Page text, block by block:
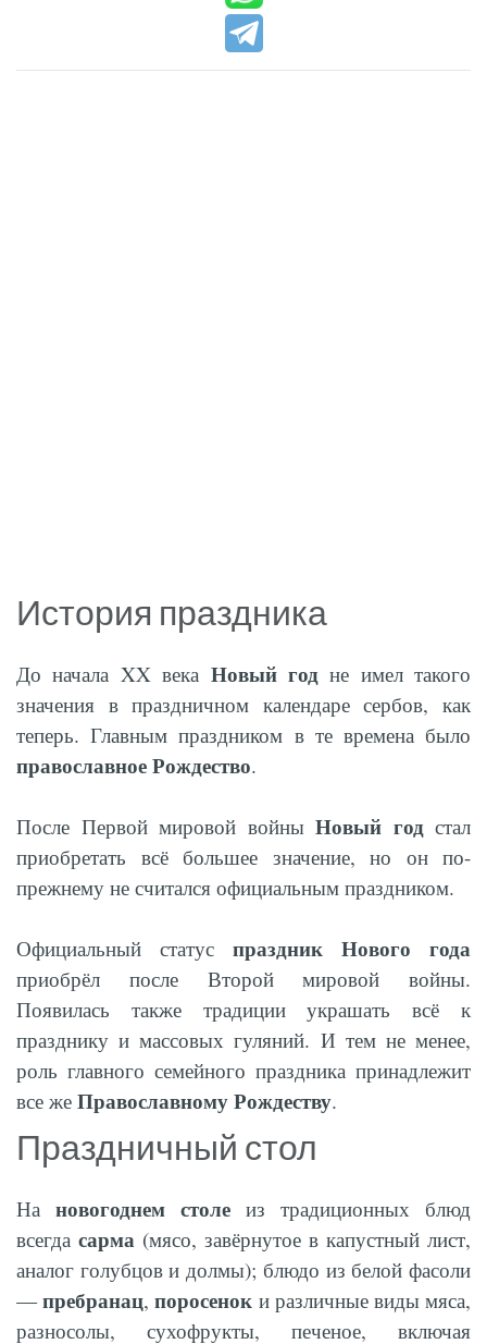
История праздника
До начала XX века Новый годне имел такого
значения в праздничном календаре сербов, как
теперь. Главным праздником в те времена было
православное Рождество.
После Первой мировой войны Новый годстал
приобретать всё большее значение, но он по-
прежнему не считался официальным праздником.
Официальный статус праздник Нового года
приобрёл после Второй мировой войны.
Появилась также традиции украшать всё к
празднику и массовых гуляний. И тем не менее,
роль главного семейного праздника принадлежит
все же Православному Рождеству.
Праздничный стол
На новогоднем столе из традиционных блюд
всегда сарма (мясо, завёрнутое в капустный лист,
аналог голубцов и долмы); блюдо из белой фасоли
—пребранац,поросенок и различные виды мяса,
разносолы, сухофрукты, печеное, включая